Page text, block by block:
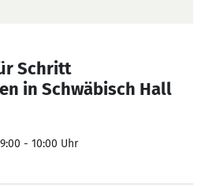
Schritt
in Schwäbisch Hall
- 10:00 Uhr